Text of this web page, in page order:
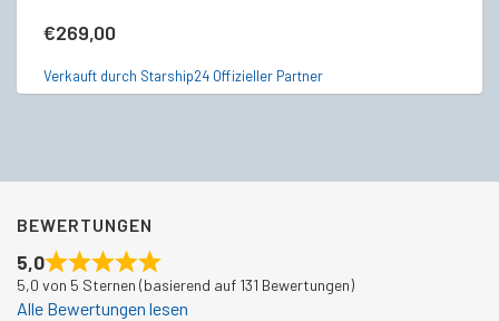
€269,00
Verkauft durch Starship24 Offizieller Partner
BEWERTUNGEN
5,0
5,0 von 5 Sternen (basierend auf 131 Bewertungen)
Alle Bewertungen lesen